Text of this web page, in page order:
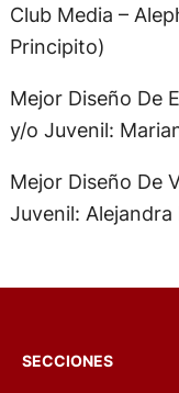
Club Media –
Principito)
Mejor Diseño De
y/o Juvenil:
Mejor Diseño De
Juvenil:
SECCIONES